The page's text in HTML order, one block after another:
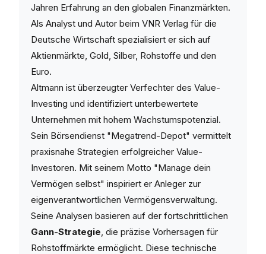
Jahren Erfahrung an den globalen Finanzmärkten.
Als Analyst und Autor beim VNR Verlag für die
Deutsche Wirtschaft spezialisiert er sich auf
Aktienmärkte, Gold, Silber, Rohstoffe und den
Euro.
Altmann ist überzeugter Verfechter des Value-
Investing und identifiziert unterbewertete
Unternehmen mit hohem Wachstumspotenzial.
Sein Börsendienst "Megatrend-Depot" vermittelt
praxisnahe Strategien erfolgreicher Value-
Investoren. Mit seinem Motto "Manage dein
Vermögen selbst" inspiriert er Anleger zur
eigenverantwortlichen Vermögensverwaltung.
Seine Analysen basieren auf der fortschrittlichen
Gann-Strategie , die präzise Vorhersagen für
Rohstoffmärkte ermöglicht. Diese technische